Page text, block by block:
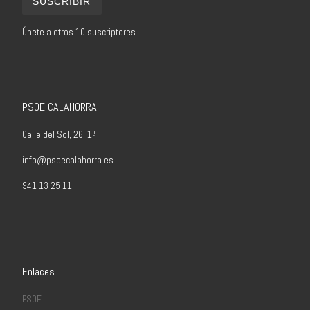
Únete a otros 10 suscriptores
PSOE CALAHORRA
Calle del Sol, 26, 1º
info@psoecalahorra.es
941 13 25 11
Enlaces
PSOE